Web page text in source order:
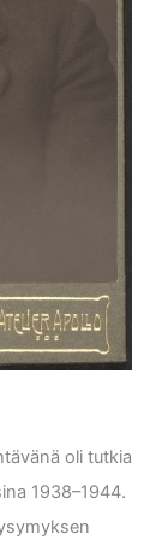
oli tutkia
1938–1944.